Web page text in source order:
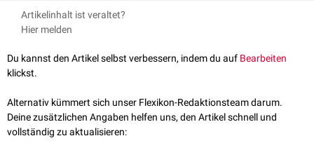
gleichzeitig ein Teil der ableitenden
umschließt. Der unterhalb des Penis gelegene Hodensack umhüllt einen
Innere Geschlechtsorgane
Nebenhoden(Epididymis)
Samenleiter(Ductus deferens)
Samenleiterampulle(Ampulla ductus deferentis)
FlexTalk – Unter der Gürtellinie: Der
Penis
Bildquelle Podcast: ©Charles Deluvio /
Artikelinhalt ist veraltet?
Hier melden
Du kannst den Artikel selbst verbessern, indem du auf Bearbeiten
klickst.
Alternativ kümmert sich unser Flexikon-Redaktionsteam darum.
Deine zusätzlichen Angaben helfen uns, den Artikel schnell und
vollständig zu aktualisieren: